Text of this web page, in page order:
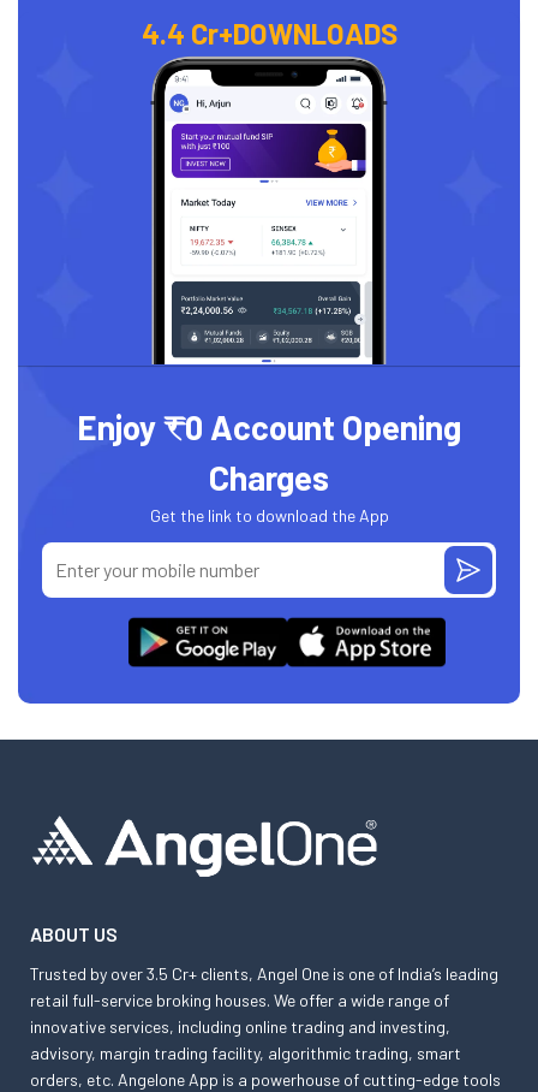
4.4 Cr+DOWNLOADS
Enjoy ₹0 Account Opening
Charges
Get the link to download the App
ABOUT US
Trusted by over 3.5 Cr+ clients, Angel One is one of India’s leading
retail full-service broking houses. We offer a wide range of
innovative services, including online trading and investing,
advisory, margin trading facility, algorithmic trading, smart
orders, etc. Angelone App is a powerhouse of cutting-edge tools